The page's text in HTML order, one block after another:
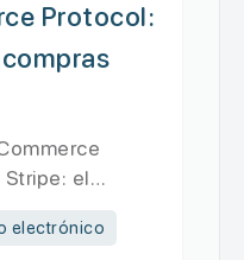
Protocol:
el
electrónico